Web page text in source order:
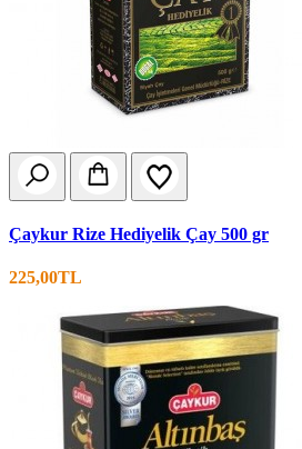
Çaykur Rize Hediyelik Çay 500 gr
225,00TL